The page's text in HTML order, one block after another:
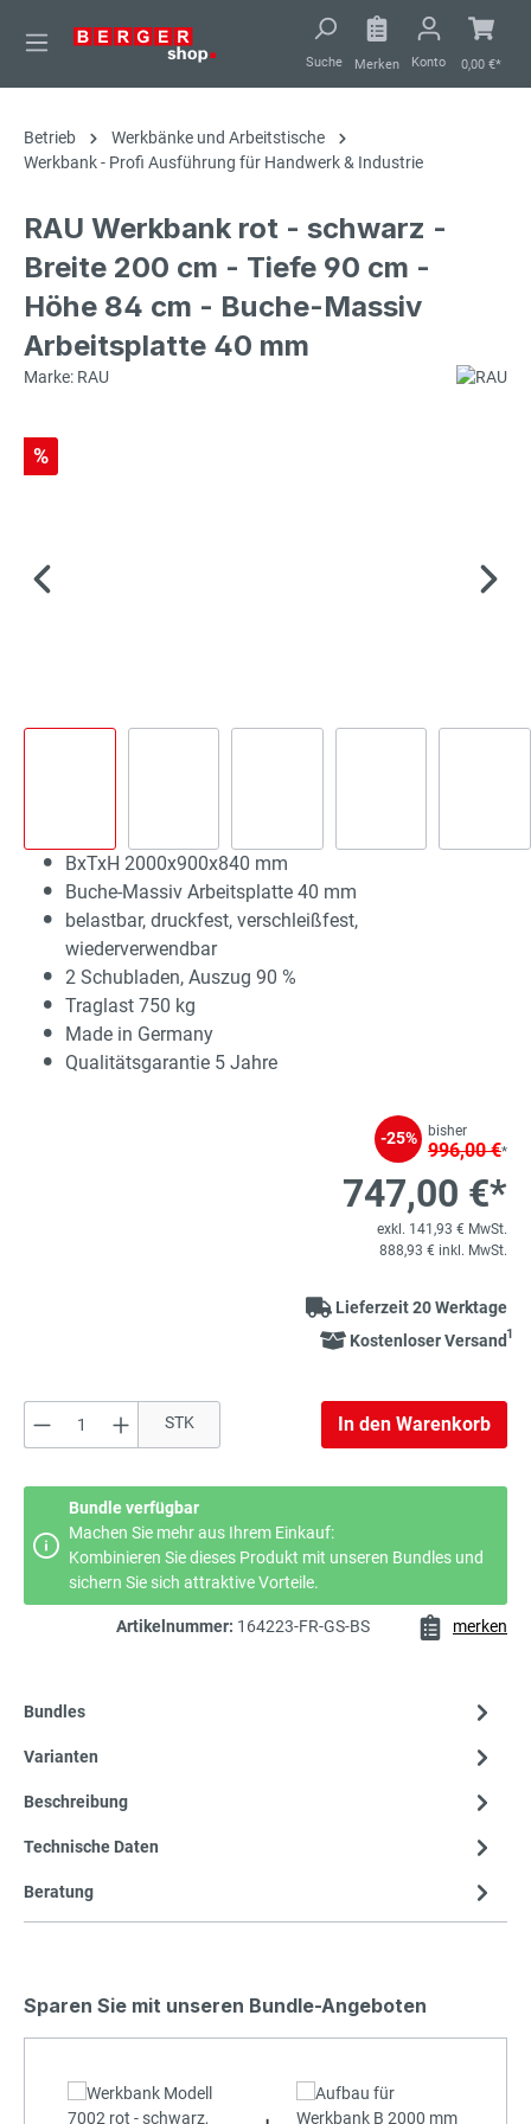
springen
Suche Merken Konto 0,00 €*
Betrieb
Werkbänke und Arbeitstische
Werkbank - Profi Ausführung für Handwerk & Industrie
RAU Werkbank rot - schwarz -
Breite 200 cm - Tiefe 90 cm -
Höhe 84 cm - Buche-Massiv
Arbeitsplatte 40 mm
Marke: RAU
%
BxTxH 2000x900x840 mm
Buche-Massiv Arbeitsplatte 40 mm
belastbar, druckfest, verschleißfest,
wiederverwendbar
2 Schubladen, Auszug 90 %
Traglast 750 kg
Made in Germany
Qualitätsgarantie 5 Jahre
-25% bisher
996,00 €*
747,00 €*
exkl. 141,93 € MwSt.
888,93 € inkl. MwSt.
Lieferzeit 20 Werktage
Kostenloser Versand1
Produkt Anzahl: Gib den gewünschten
STK In den Warenkorb
Bundle verfügbar
Machen Sie mehr aus Ihrem Einkauf:
Kombinieren Sie dieses Produkt mit unseren Bundles und
sichern Sie sich attraktive Vorteile.
Artikelnummer: 164223-FR-GS-BS merken
Bundles
Varianten
Beschreibung
Technische Daten
Beratung
Sparen Sie mit unseren Bundle-Angeboten